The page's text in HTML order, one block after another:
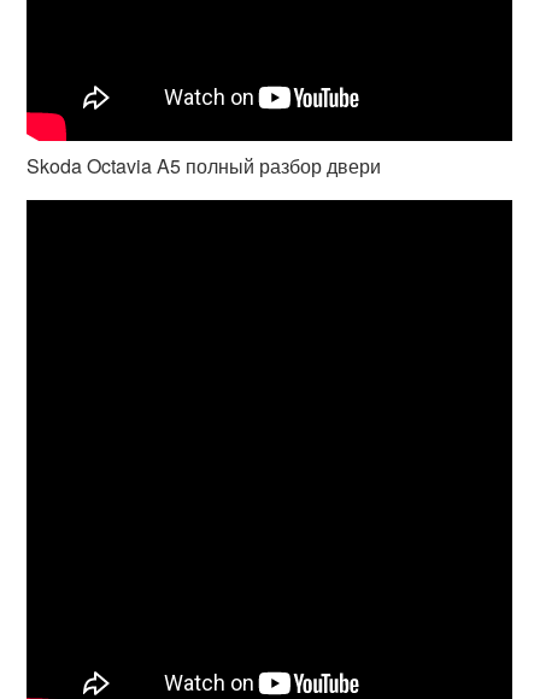
Skoda Octavia A5 полный разбор двери